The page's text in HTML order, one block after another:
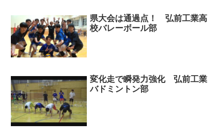
県大会は通過点！ 弘前工業高
校バレーボール部
変化走で瞬発力強化 弘前工業
バドミントン部